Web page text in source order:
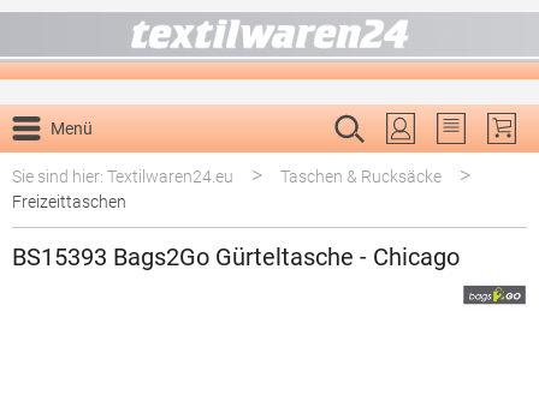
Menü
Du hast 0
Sie sind hier: Textilwaren24.eu
> Taschen & Rucksäcke >
Freizeittaschen
BS15393 Bags2Go Gürteltasche - Chicago